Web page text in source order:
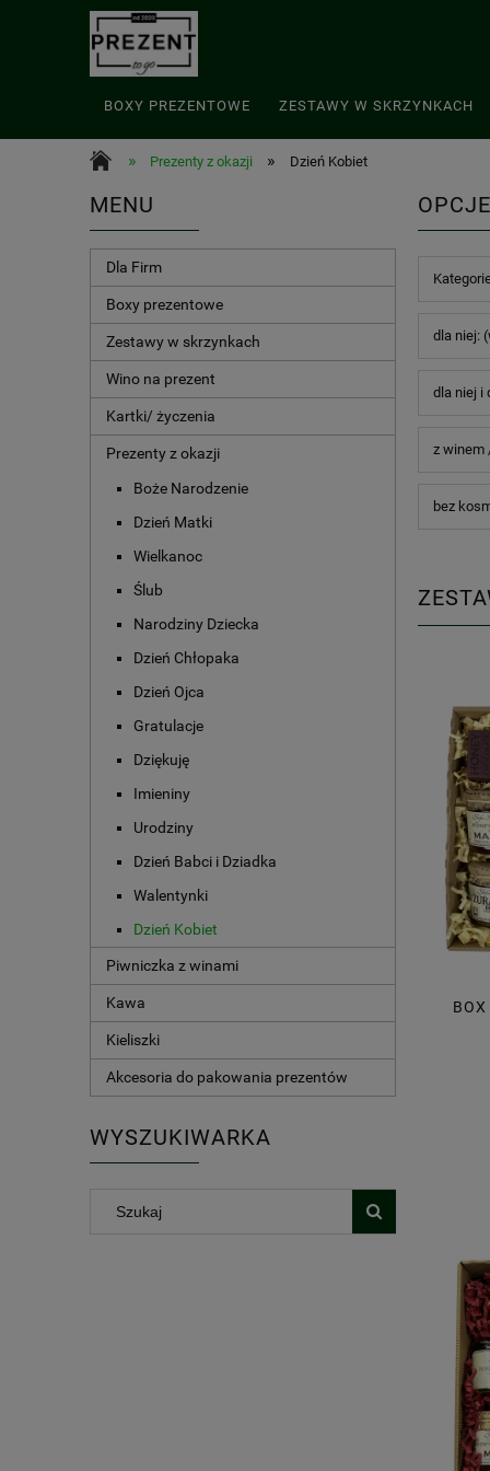
BOXY PREZENTOWE ZESTAWY W SKRZYNKACH
» Prezenty z okazji » Dzień Kobiet
MENU
Dla Firm
Boxy prezentowe
Zestawy w skrzynkach
Wino na prezent
Kartki/ życzenia
Prezenty z okazji
Boże Narodzenie
Dzień Matki
Wielkanoc
Ślub
Narodziny Dziecka
Dzień Chłopaka
Dzień Ojca
Gratulacje
Dziękuję
Imieniny
Urodziny
Dzień Babci i Dziadka
Walentynki
Dzień Kobiet
Piwniczka z winami
Kawa
Kieliszki
Akcesoria do pakowania prezentów
WYSZUKIWARKA
dla niej:
dla niej i
z winem
bez
BOX